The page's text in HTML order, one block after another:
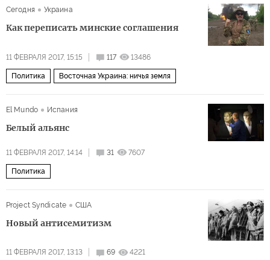
Сегодня Украина
Как переписать минские соглашения
11 ФЕВРАЛЯ 2017, 15:15 117 13486
Политика Восточная Украина: ничья земля
El Mundo Испания
Белый альянс
11 ФЕВРАЛЯ 2017, 14:14 31 7607
Политика
Project Syndicate США
Новый антисемитизм
11 ФЕВРАЛЯ 2017, 13:13 69 4221